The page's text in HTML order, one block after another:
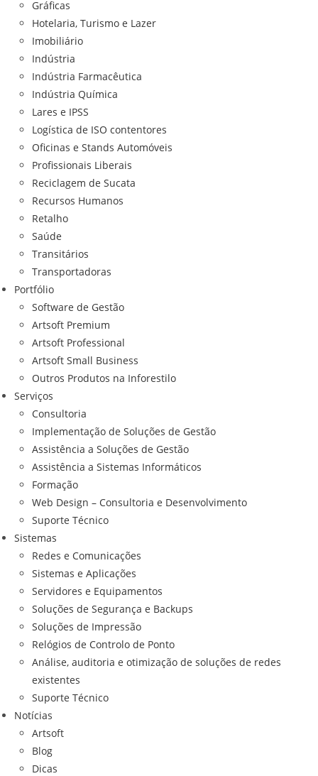
Gráficas
Hotelaria, Turismo e Lazer
Imobiliário
Indústria
Indústria Farmacêutica
Indústria Química
Lares e IPSS
Logística de ISO contentores
Oficinas e Stands Automóveis
Profissionais Liberais
Reciclagem de Sucata
Recursos Humanos
Retalho
Saúde
Transitários
Transportadoras
Portfólio
Software de Gestão
Artsoft Premium
Artsoft Professional
Artsoft Small Business
Outros Produtos na Inforestilo
Serviços
Consultoria
Implementação de Soluções de Gestão
Assistência a Soluções de Gestão
Assistência a Sistemas Informáticos
Formação
Web Design – Consultoria e Desenvolvimento
Suporte Técnico
Sistemas
Redes e Comunicações
Sistemas e Aplicações
Servidores e Equipamentos
Soluções de Segurança e Backups
Soluções de Impressão
Relógios de Controlo de Ponto
Análise, auditoria e otimização de soluções de redes
existentes
Suporte Técnico
Notícias
Artsoft
Blog
Dicas